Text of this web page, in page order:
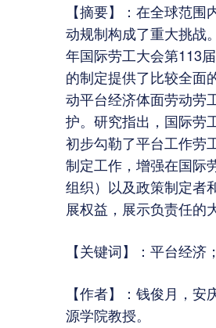
【摘要】：在全球范
动规制构成了重大挑战
年国际劳工大会第113
的制定提供了比较全面
动平台经济体面劳动劳
护。研究指出，国际劳
初步勾勒了平台工作劳
制定工作，增强在国际
组织）以及政策制定者
展权益，展示负责任的
【关键词】：平台经
【作者】：钱俊月，
源学院教授。